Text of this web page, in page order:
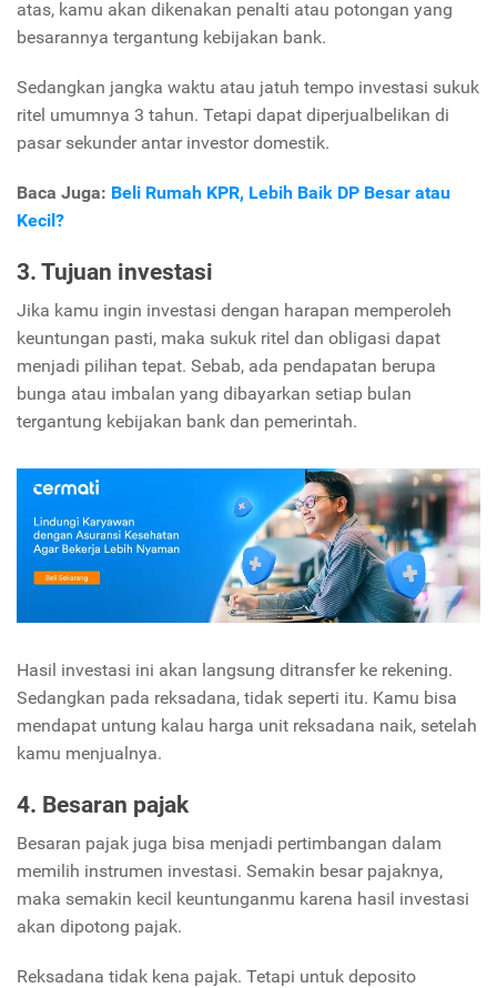
atas, kamu akan dikenakan penalti atau potongan yang
besarannya tergantung kebijakan bank.
Sedangkan jangka waktu atau jatuh tempo investasi sukuk
ritel umumnya 3 tahun. Tetapi dapat diperjualbelikan di
pasar sekunder antar investor domestik.
Baca Juga: Beli Rumah KPR, Lebih Baik DP Besar atau
Kecil?
3. Tujuan investasi
Jika kamu ingin investasi dengan harapan memperoleh
keuntungan pasti, maka sukuk ritel dan obligasi dapat
menjadi pilihan tepat. Sebab, ada pendapatan berupa
bunga atau imbalan yang dibayarkan setiap bulan
tergantung kebijakan bank dan pemerintah.
Hasil investasi ini akan langsung ditransfer ke rekening.
Sedangkan pada reksadana, tidak seperti itu. Kamu bisa
mendapat untung kalau harga unit reksadana naik, setelah
kamu menjualnya.
4. Besaran pajak
Besaran pajak juga bisa menjadi pertimbangan dalam
memilih instrumen investasi. Semakin besar pajaknya,
maka semakin kecil keuntunganmu karena hasil investasi
akan dipotong pajak.
Reksadana tidak kena pajak. Tetapi untuk deposito